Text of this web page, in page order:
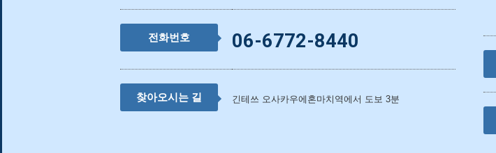
전화번호 06-6772-8440
찾아오시는 길 긴테쓰 오사카우에혼마치역에서 도보 3분